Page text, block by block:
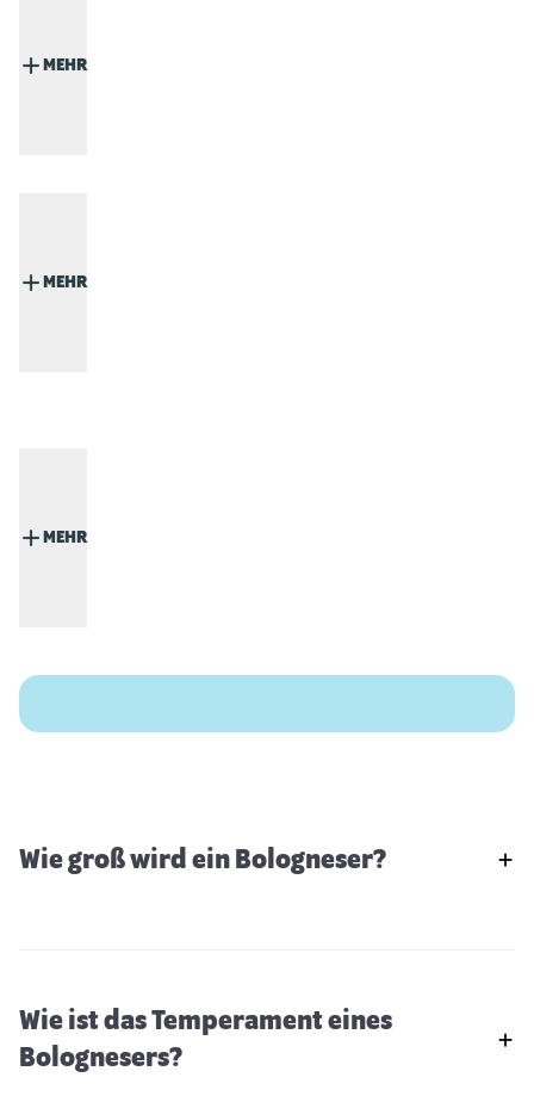
MEHR
MEHR
MEHR
Wie groß wird ein Bologneser?
Wie ist das Temperament eines
Bolognesers?